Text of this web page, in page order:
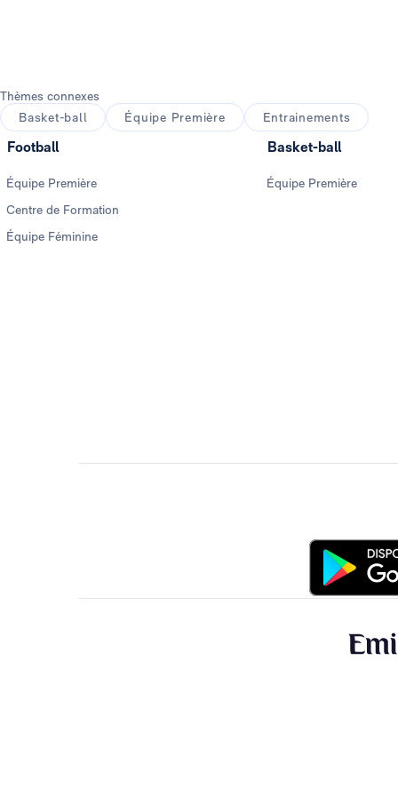
Thèmes connexes
Basket-ball
Équipe Première Entrainements
Football
Équipe Première
Centre de Formation
Équipe Féminine
Basket-ball
Équipe Première